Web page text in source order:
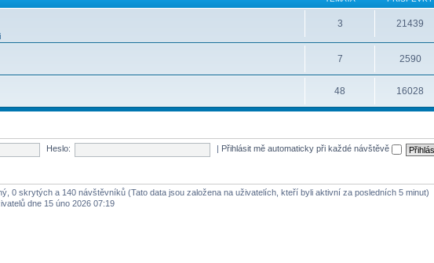
3 21439
7 2590
48 16028
Heslo: Přihlásit mě automaticky při každé návštěvě
0 skrytých a 140 návštěvníků (Tato data jsou založena na uživatelích, kteří byli aktivní za posledních 5 minut)
dne 15 úno 2026 07:19